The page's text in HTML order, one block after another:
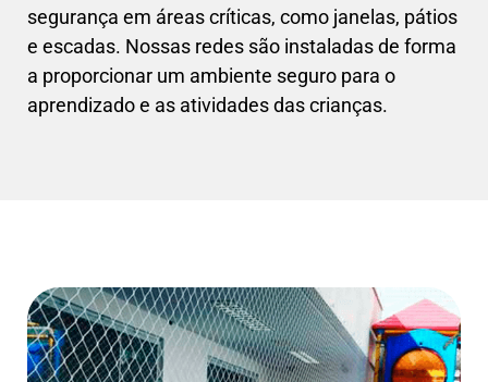
segurança em áreas críticas, como janelas, pátios
e escadas. Nossas redes são instaladas de forma
a proporcionar um ambiente seguro para o
aprendizado e as atividades das crianças.